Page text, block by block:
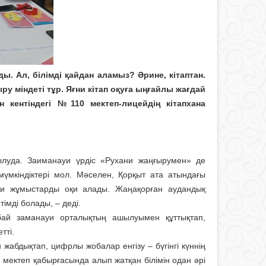
Ал, білімді қайдан аламыз? Әрине, кітаптан.
міндеті тұр. Яғни кітап оқуға ыңғайлы жағдай
№110 мектеп-лицейдің кітапхана
Заиманауи үрдіс «Рухани жаңғырумен» де
мол. Мәселен, Қорқыт ата атындағы
жұмыстарды оқи алады. Жаңақорған аудандық
болады, – деді.
заманауи орталықтың ашылуымен құттықтап,
цифрлы жобалар енгізу – бүгінгі күннің
қабырғасында алып жатқан білімін одан әрі